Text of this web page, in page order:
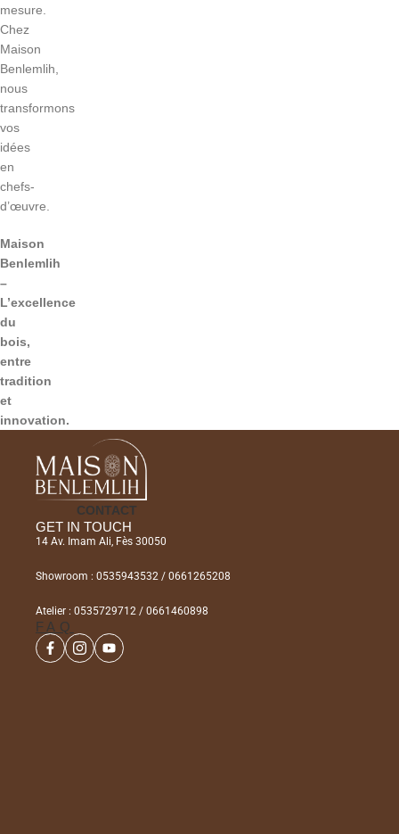
mesure.
Chez
Maison
Benlemlih,
nous
transformons
vos
idées
en
chefs-
d’œuvre.
Maison
Benlemlih
–
L’excellence
du
bois,
entre
tradition
et
innovation.
CONTACT
GET IN TOUCH
14 Av. Imam Ali, Fès 30050
Showroom : 0535943532 / 0661265208
Atelier : 0535729712 / 0661460898
FAQ